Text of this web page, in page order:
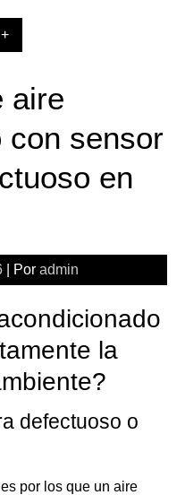
aire
con sensor
en
| Por admin
la
defectuoso o
por los que un aire